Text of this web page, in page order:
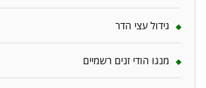
גידול עצי הדר
מנגו הודי זנים רשמיים